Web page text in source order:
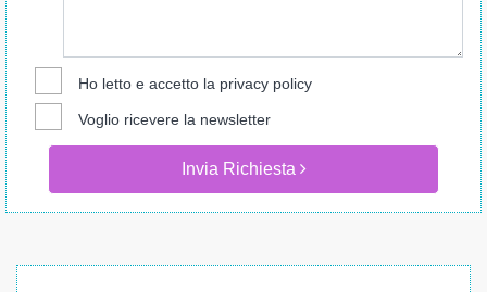
Ho letto e accetto la privacy policy
Voglio ricevere la newsletter
Invia Richiesta